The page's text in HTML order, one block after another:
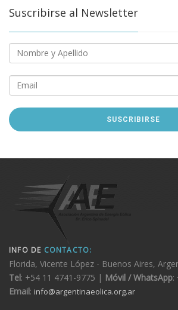
Suscribirse al Newsletter
INFO DE CONTACTO:
Florida, Vicente López - Buenos Aires,
Tel: +54 11 4741-9775 | Móvil / WhatsApp:
Email: info@argentinaeolica.org.ar